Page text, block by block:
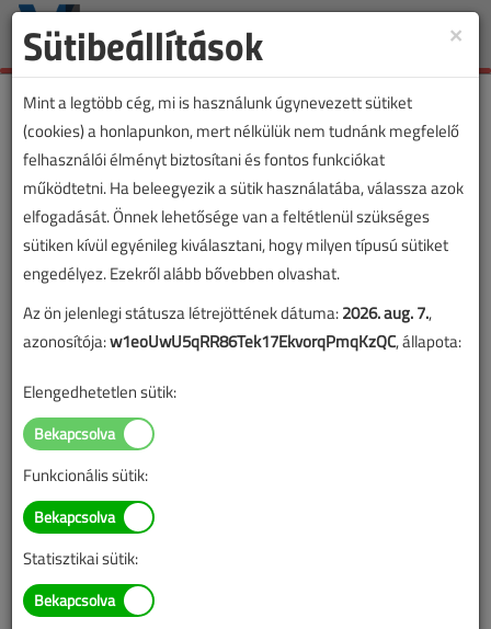
Toggle
VL cikkvásárlás
Hálózatra csatlakoztatás földkábellel című
cikk vásárlása
A vásárlással korlátlan hozzáférést kap a cikkhez, ami a
sikeres online elektronikus fizetést követően azonnal
aktiválódik. A hozzáférése nem évül el.
A rendeléshez kérjük, lépjen be!
Illetve, ha még nem tette meg, kérjük, regisztráljon!
Tudnivalók az online cikkvásárlásról
×
Sütibeállítások
Mint a legtöbb cég, mi is használunk úgynevezett sütiket
(cookies) a honlapunkon, mert nélkülük nem tudnánk megfelelő
felhasználói élményt biztosítani és fontos funkciókat
működtetni. Ha beleegyezik a sütik használatába, válassza azok
elfogadását. Önnek lehetősége van a feltétlenül szükséges
sütiken kívül egyénileg kiválasztani, hogy milyen típusú sütiket
engedélyez. Ezekről alább bővebben olvashat.
Az ön jelenlegi státusza létrejöttének dátuma:2026. aug. 7.,
azonosítója:w1eoUwU5qRR86Tek17EkvorqPmqKzQC, állapota:
Elengedhetetlen sütik:
Funkcionális sütik:
Statisztikai sütik: